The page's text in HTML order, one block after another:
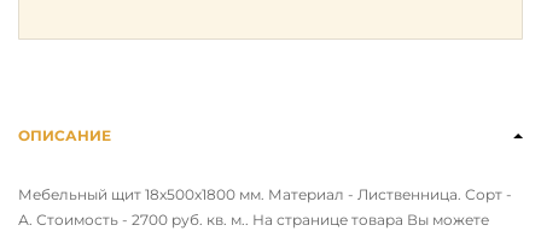
ОПИСАНИЕ
Мебельный щит 18х500х1800 мм. Материал - Лиственница. Сорт -
А. Стоимость - 2700 руб. кв. м.. На странице товара Вы можете